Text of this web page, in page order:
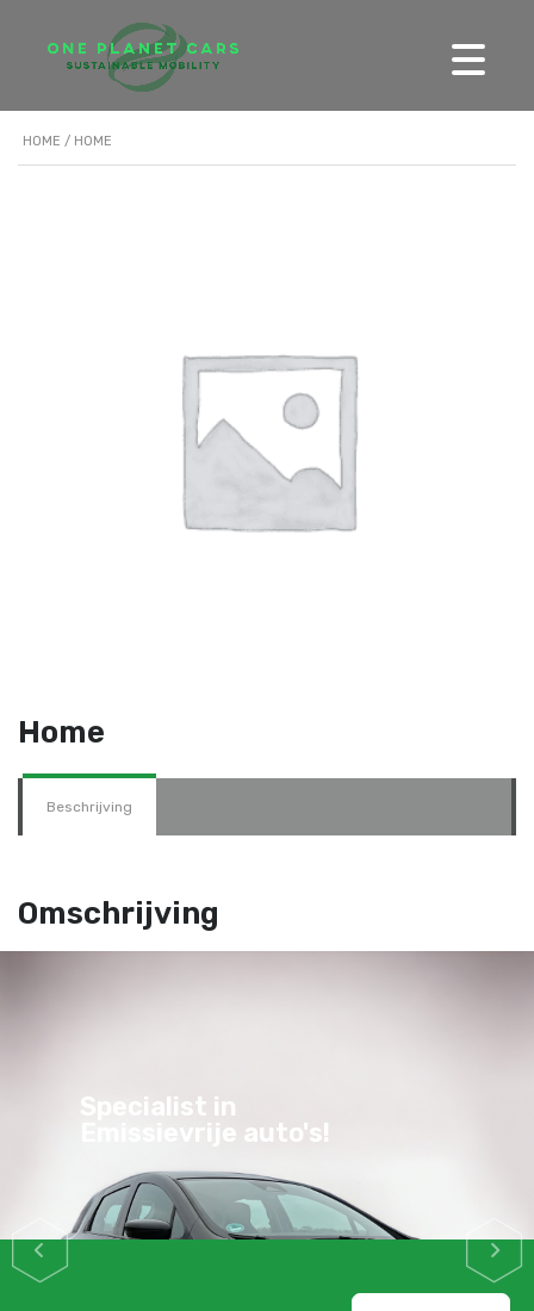
HOME / HOME
Home
Beschrijving
Omschrijving
Specialist in
Emissievrije auto's!